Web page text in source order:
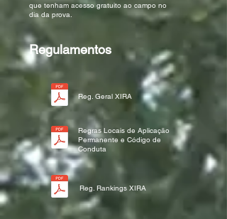
que tenham acesso gratuito ao campo no
dia da prova.
Regulamentos
Reg. Geral XIRA
Regras Locais de Aplicação
Permanente e Código de
Conduta
Reg. Rankings XIRA